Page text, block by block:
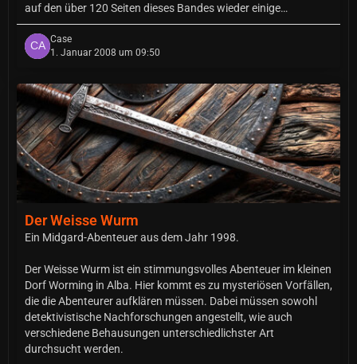
auf den über 120 Seiten dieses Bandes wieder einige…
Case
1. Januar 2008 um 09:50
Der Weisse Wurm
Ein Midgard-Abenteuer aus dem Jahr 1998.
Der Weisse Wurm ist ein stimmungsvolles Abenteuer im kleinen
Dorf Worming in Alba. Hier kommt es zu mysteriösen Vorfällen,
die die Abenteurer aufklären müssen. Dabei müssen sowohl
detektivistische Nachforschungen angestellt, wie auch
verschiedene Behausungen unterschiedlichster Art
durchsucht werden.